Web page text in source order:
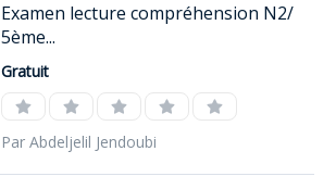
Examen lecture compréhension N2/
5ème...
Gratuit
Par Abdeljelil Jendoubi